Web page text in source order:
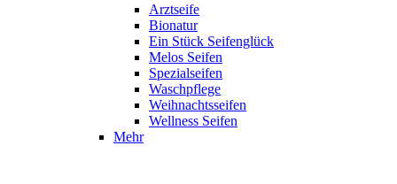
Arztseife
Bionatur
Ein Stück Seifenglück
Melos Seifen
Spezialseifen
Waschpflege
Weihnachtsseifen
Wellness Seifen
Mehr